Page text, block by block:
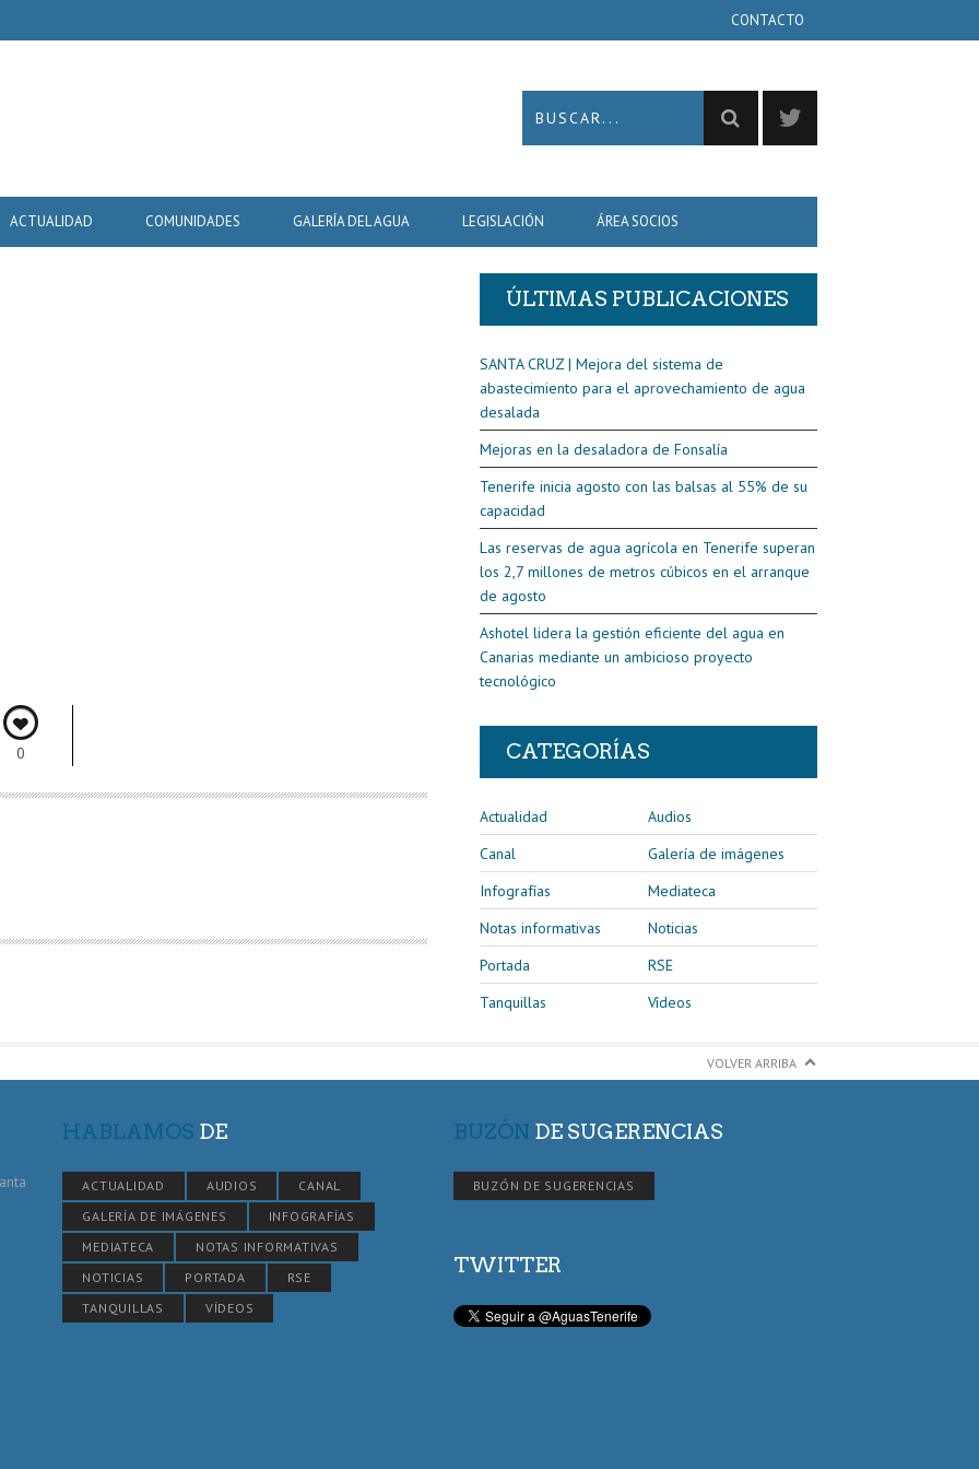
CONTACTO
ACTUALIDAD COMUNIDADES GALERÍA DEL AGUA LEGISLACIÓN ÁREA SOCIOS
0
ÚLTIMAS PUBLICACIONES
SANTA CRUZ | Mejora del sistema de
abastecimiento para el aprovechamiento de agua
desalada
Mejoras en la desaladora de Fonsalía
Tenerife inicia agosto con las balsas al 55% de su
capacidad
Las reservas de agua agrícola en Tenerife superan
los 2,7 millones de metros cúbicos en el arranque
de agosto
Ashotel lidera la gestión eficiente del agua en
Canarias mediante un ambicioso proyecto
tecnológico
CATEGORÍAS
Actualidad
Audios
Canal
Galería de imágenes
Infografías
Mediateca
Notas informativas
Noticias
Portada
RSE
Tanquillas
Vídeos
VOLVER ARRIBA
HABLAMOS DE
ACTUALIDAD AUDIOS
CANAL
GALERÍA DE IMÁGENES
INFOGRAFÍAS
MEDIATECA
NOTAS INFORMATIVAS
NOTICIAS
PORTADA
RSE
TANQUILLAS
VÍDEOS
BUZÓN DE SUGERENCIAS
BUZÓN DE SUGERENCIAS
TWITTER